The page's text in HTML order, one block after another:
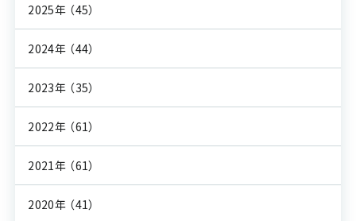
2025年 （45）
2024年 （44）
2023年 （35）
2022年 （61）
2021年 （61）
2020年 （41）